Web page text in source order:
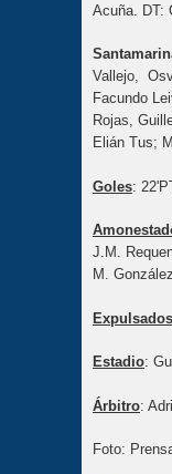
Acuña. DT:
Vallejo,
Facundo
Rojas,
Elián Tus;
Goles:
J.M.
M.
Expulsados
Estadio:
Árbitro:
Foto: